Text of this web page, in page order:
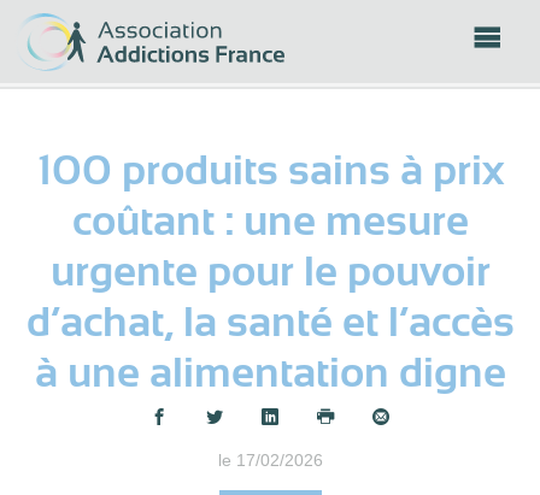
100 produits sains à prix
coûtant : une mesure
urgente pour le pouvoir
d’achat, la santé et l’accès
à une alimentation digne
Partager :
le 17/02/2026
Panneau de gestion des cookies